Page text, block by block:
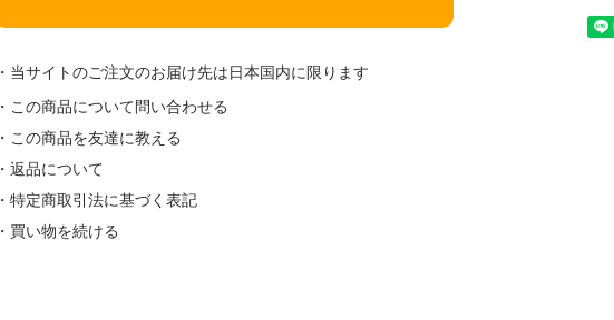
・当サイトのご注文のお届け先は日本国内に限ります
・この商品について問い合わせる
・この商品を友達に教える
・返品について
・特定商取引法に基づく表記
・買い物を続ける